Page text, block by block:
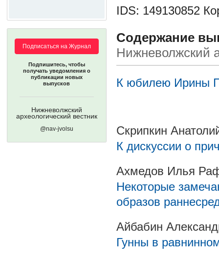
Подписаться на Журнал
Подпишитесь, чтобы
получать уведомления о
публикации новых
выпусков
Нижневолжский
археологический вестник
@nav-jvolsu
IDS: 149130852
Содержание
Нижневолжский
К юбилею Ирины
Скрипкин
К дискуссии о
Ахмедов Илья
Некоторые
образов
Айбабин
Гунны в